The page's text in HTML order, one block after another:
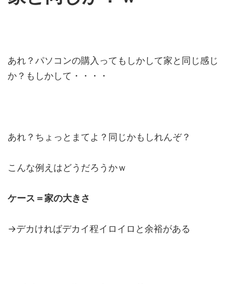
あれ？パソコンの購入ってもしかして家と同じ感じ
か？もしかして・・・・
あれ？ちょっとまてよ？同じかもしれんぞ？
こんな例えはどうだろうかｗ
ケース＝家の大きさ
→デカければデカイ程イロイロと余裕がある